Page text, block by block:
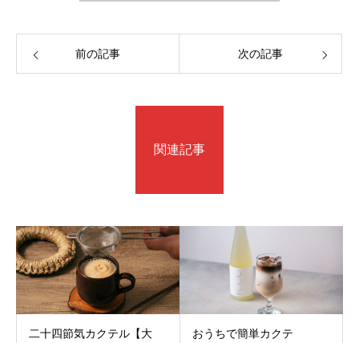
前の記事 次の記事
関連記事
二十四節気カクテル【大
おうちで簡単カクテ